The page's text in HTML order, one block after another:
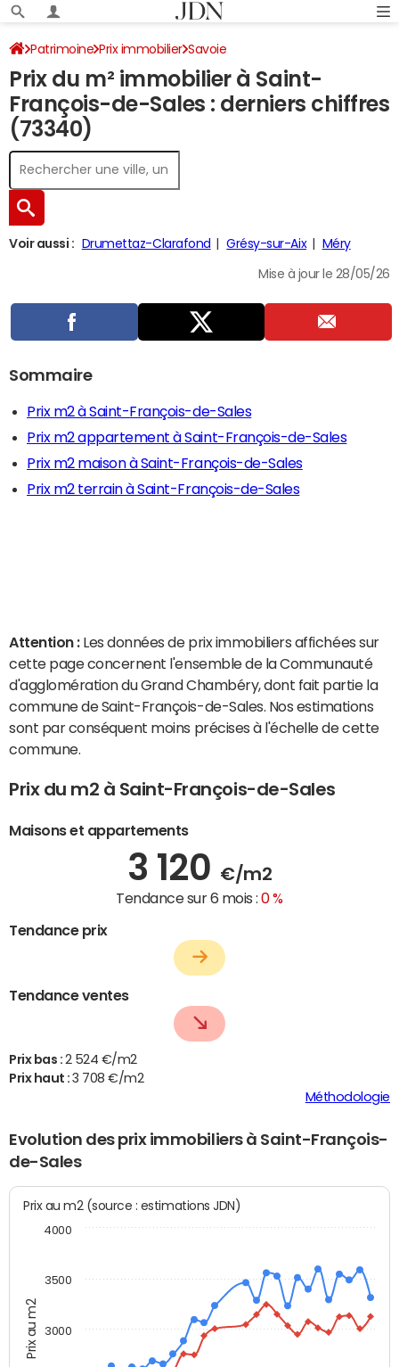
Patrimoine Prix immobilier Savoie
Saint-François-de-Sales
Prix du m² immobilier à Saint-
François-de-Sales : derniers chiffres
(73340)
Voir aussi : Drumettaz-Clarafond Grésy-sur-Aix Méry
Mise à jour le 28/05/26
Sommaire
Prix m2 à Saint-François-de-Sales
Prix m2 appartement à Saint-François-de-Sales
Prix m2 maison à Saint-François-de-Sales
Prix m2 terrain à Saint-François-de-Sales
Attention : Les données de prix immobiliers affichées sur
cette page concernent l'ensemble de la Communauté
d'agglomération du Grand Chambéry, dont fait partie la
commune de Saint-François-de-Sales. Nos estimations
sont par conséquent moins précises à l'échelle de cette
commune.
Prix du m2 à Saint-François-de-Sales
Maisons et appartements
3 120 €/m2
Tendance sur 6 mois :0 %
Tendance prix
Tendance ventes
Prix bas : 2 524 €/m2
Prix haut :3 708 €/m2
Méthodologie
Evolution des prix immobiliers à Saint-François-
de-Sales
Prix au m2
Prix au m2 (source : estimations JDN)
3000
3500
4000